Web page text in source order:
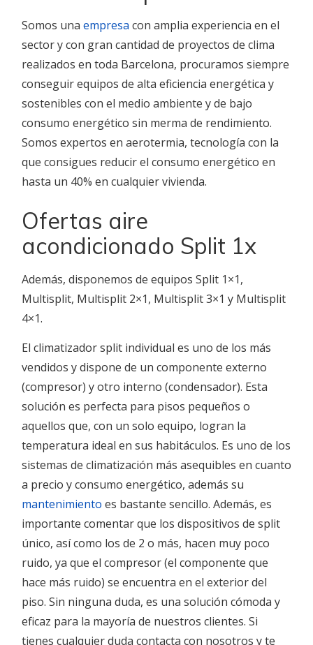
Somos una empresa con amplia experiencia en el
sector y con gran cantidad de proyectos de clima
realizados en toda Barcelona, procuramos siempre
conseguir equipos de alta eficiencia energética y
sostenibles con el medio ambiente y de bajo
consumo energético sin merma de rendimiento.
Somos expertos en aerotermia, tecnología con la
que consigues reducir el consumo energético en
hasta un 40% en cualquier vivienda.
Ofertas aire
acondicionado Split 1x
Además, disponemos de equipos Split 1×1,
Multisplit, Multisplit 2×1, Multisplit 3×1 y Multisplit
4×1.
El climatizador split individual es uno de los más
vendidos y dispone de un componente externo
(compresor) y otro interno (condensador). Esta
solución es perfecta para pisos pequeños o
aquellos que, con un solo equipo, logran la
temperatura ideal en sus habitáculos. Es uno de los
sistemas de climatización más asequibles en cuanto
a precio y consumo energético, además su
mantenimiento es bastante sencillo. Además, es
importante comentar que los dispositivos de split
único, así como los de 2 o más, hacen muy poco
ruido, ya que el compresor (el componente que
hace más ruido) se encuentra en el exterior del
piso. Sin ninguna duda, es una solución cómoda y
eficaz para la mayoría de nuestros clientes. Si
tienes cualquier duda contacta con nosotros y te